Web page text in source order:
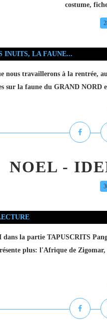
costume,
nous travaillerons à la rentrée,
sur la faune du GRAND NORD
NOEL -
dans la partie TAPUSCRITS
plus: l'Afrique de